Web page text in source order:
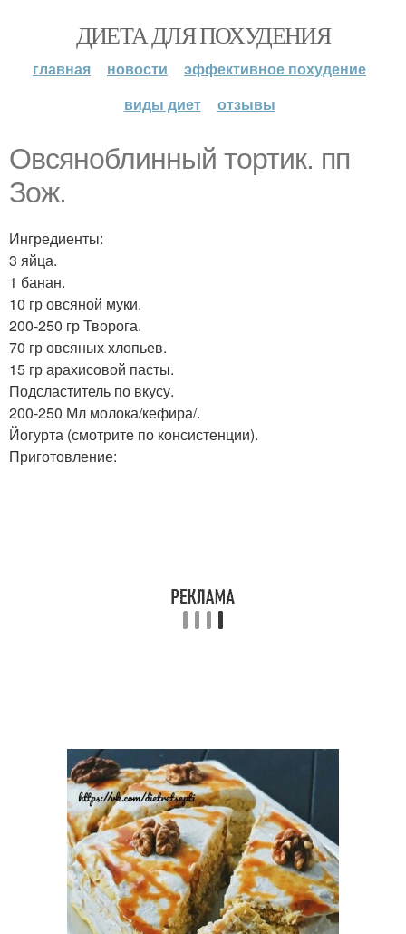
ДИЕТА ДЛЯ ПОХУДЕНИЯ
главная новости
эффективное похудение
виды диет
отзывы
Овсяноблинный тортик. пп
Зож.
Ингредиенты:
3 яйца.
1 банан.
10 гр овсяной муки.
200-250 гр Творога.
70 гр овсяных хлопьев.
15 гр арахисовой пасты.
Подсластитель по вкусу.
200-250 Мл молока/кефира/.
Йогурта (смотрите по консистенции).
Приготовление: